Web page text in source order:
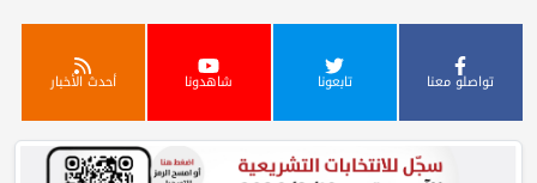
تواصلو معنا تابعونا شاهدونا أحدث الأخبار